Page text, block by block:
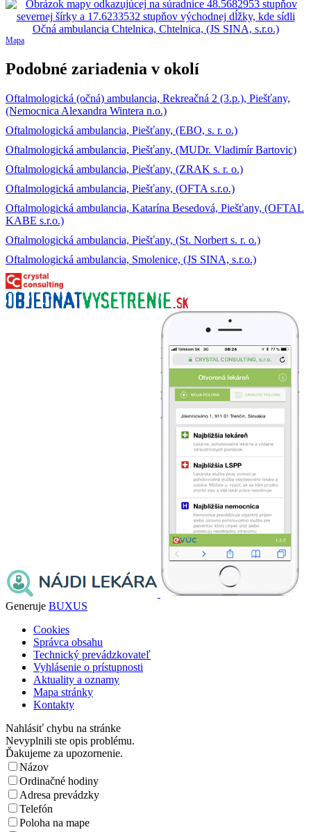
Mapa
Podobné zariadenia v okolí
Oftalmologická (očná) ambulancia, Rekreačná 2 (3.p.), Piešťany,
(Nemocnica Alexandra Wintera n.o.)
Oftalmologická ambulancia, Piešťany, (EBO, s. r. o.)
Oftalmologická ambulancia, Piešťany, (MUDr. Vladimír Bartovic)
Oftalmologická ambulancia, Piešťany, (ZRAK s. r. o.)
Oftalmologická ambulancia, Piešťany, (OFTA s.r.o.)
Oftalmologická ambulancia, Katarína Besedová, Piešťany, (OFTAL
KABE s.r.o.)
Oftalmologická ambulancia, Piešťany, (St. Norbert s. r. o.)
Oftalmologická ambulancia, Smolenice, (JS SINA, s.r.o.)
Generuje BUXUS
Cookies
Správca obsahu
Technický prevádzkovateľ
Vyhlásenie o prístupnosti
Aktuality a oznamy
Mapa stránky
Kontakty
Nahlásiť chybu na stránke
Nevyplnili ste opis problému.
Ďakujeme za upozornenie.
Názov
Ordinačné hodiny
Adresa prevádzky
Telefón
Poloha na mape